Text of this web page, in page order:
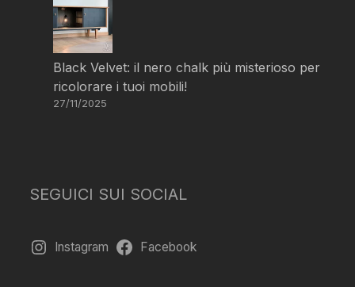
Black Velvet: il nero chalk più misterioso per
ricolorare i tuoi mobili!
27/11/2025
SEGUICI SUI SOCIAL
Instagram Facebook